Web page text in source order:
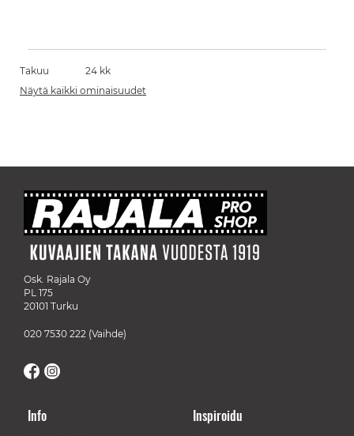
Takuu
24 kk
Näytä kaikki ominaisuudet
Osk. Rajala Oy
PL 175
20101 Turku
020 7530 222 (Vaihde)
Info Inspiroidu